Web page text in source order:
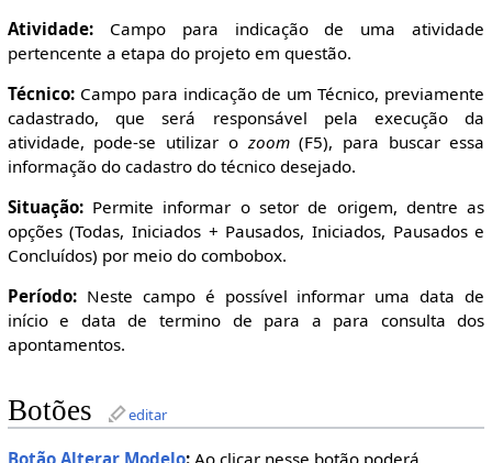
Atividade:Campo para indicação de uma atividade
pertencente a etapa do projeto em questão.
Técnico:Campo para indicação de um Técnico, previamente
cadastrado, que será responsável pela execução da
atividade, pode-se utilizar o zoom(F5), para buscar essa
informação do cadastro do técnico desejado.
Situação:Permite informar o setor de origem, dentre as
opções (Todas, Iniciados + Pausados, Iniciados, Pausados e
Concluídos) por meio do combobox.
Período:Neste campo é possível informar uma data de
início e data de termino de para a para consulta dos
apontamentos.
Botões editar
Botão Alterar Modelo:Ao clicar nesse botão poderá